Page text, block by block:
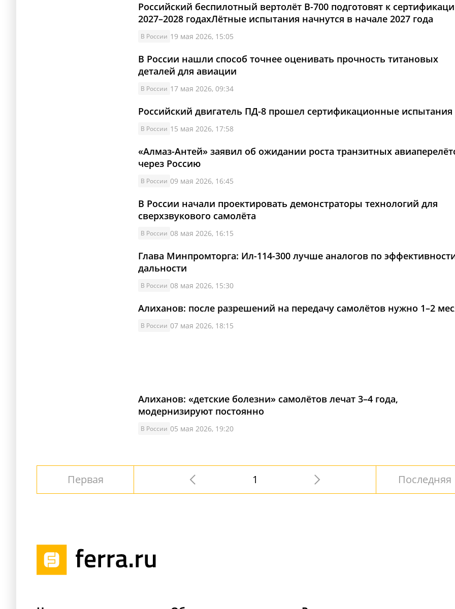
Российский беспилотный вертолёт В-700 подготовят к
2027–2028 годахЛётные испытания начнутся в начале 2027 года
В России 19 мая 2026, 15:05
В России нашли способ точнее оценивать прочность титановых
деталей для авиации
В России 17 мая 2026, 09:34
Российский двигатель ПД-8 прошел сертификационные испытания
В России 15 мая 2026, 17:58
«Алмаз-Антей» заявил об ожидании роста транзитных
через Россию
В России 09 мая 2026, 16:45
В России начали проектировать демонстраторы технологий для
сверхзвукового самолёта
В России 08 мая 2026, 16:15
Глава Минпромторга: Ил-114-300 лучше аналогов по
дальности
В России 08 мая 2026, 15:30
Алиханов: после разрешений на передачу самолётов нужно 1–2
В России 07 мая 2026, 18:15
Алиханов: «детские болезни» самолётов лечат 3–4 года,
модернизируют постоянно
В России 05 мая 2026, 19:20
Первая 1 Последняя